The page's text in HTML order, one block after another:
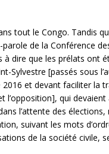
tout le Congo. Tandis
parole de la Conférence
à dire que les prélats ont
Sylvestre [passés sous
2016 et devant faciliter la
l’opposition], qui devaient
l’attente des élections,
suivant les mots
de la société civile,